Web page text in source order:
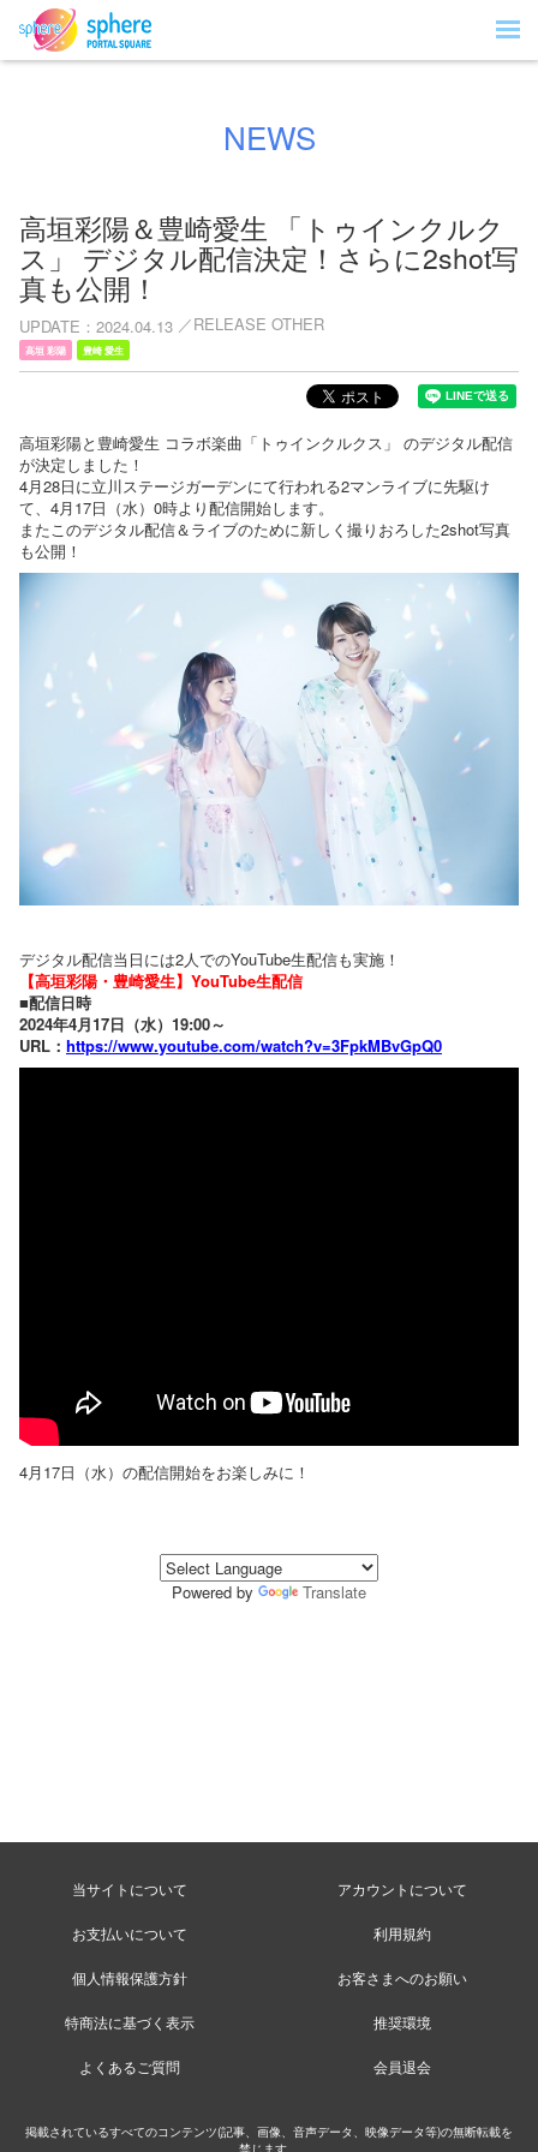
NEWS
高垣彩陽＆豊崎愛生 「トゥインクルク
ス」 デジタル配信決定！さらに2shot写
真も公開！
UPDATE 2024.04.13 RELEASE OTHER
高垣 彩陽 豊崎 愛生
高垣彩陽と豊崎愛生 コラボ楽曲「トゥインクルクス」 のデジタル配信
が決定しました！
4月28日に立川ステージガーデンにて行われる2マンライブに先駆け
て、4月17日（水）0時より配信開始します。
またこのデジタル配信＆ライブのために新しく撮りおろした2shot写真
も公開！
デジタル配信当日には2人でのYouTube生配信も実施！
【高垣彩陽・豊崎愛生】YouTube生配信
■配信日時
2024年4月17日（水）19:00～
URL： https://www.youtube.com/watch?v=3FpkMBvGpQ0
4月17日（水）の配信開始をお楽しみに！
Powered by Translate
当サイトについて アカウントについて
お支払いについて 利用規約
個人情報保護方針 お客さまへのお願い
特商法に基づく表示 推奨環境
よくあるご質問 会員退会
掲載されているすべてのコンテンツ(記事、画像、音声データ、映像データ等)の無断転載を
禁じます。